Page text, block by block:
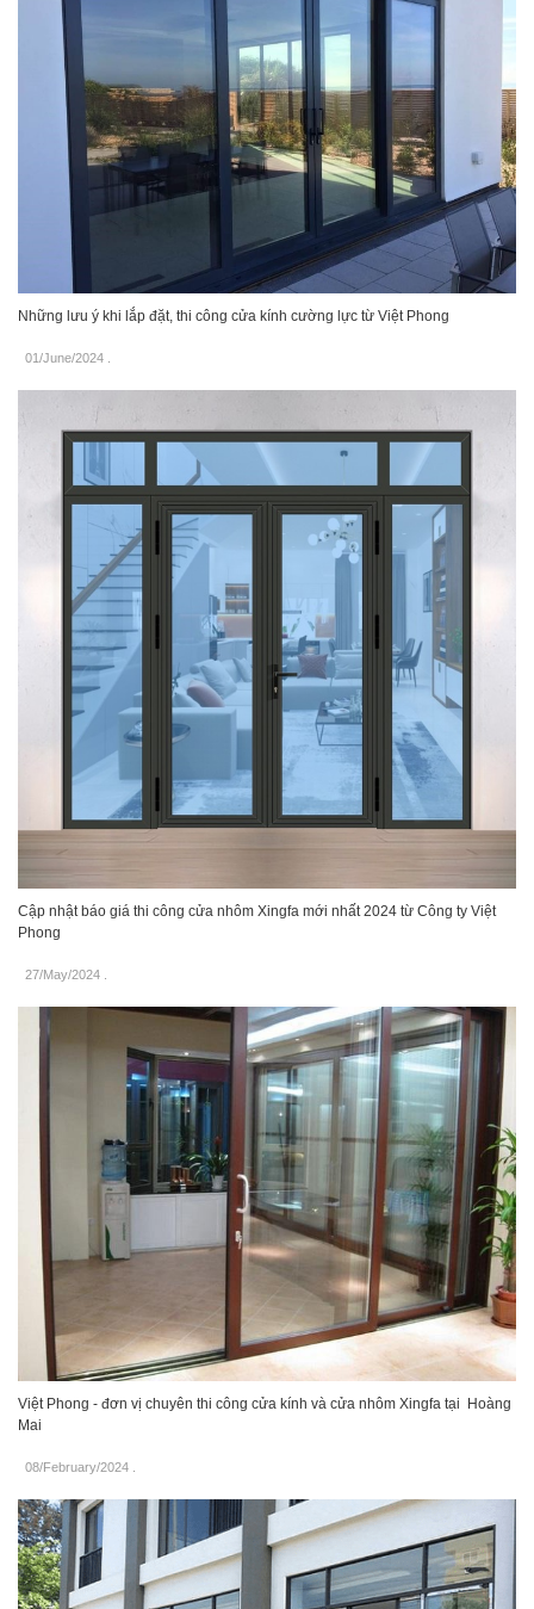
Những lưu ý khi lắp đặt, thi công cửa kính cường lực từ Việt Phong
01/June/2024 .
Cập nhật báo giá thi công cửa nhôm Xingfa mới nhất 2024 từ Công ty Việt
Phong
27/May/2024 .
Việt Phong - đơn vị chuyên thi công cửa kính và cửa nhôm Xingfa tại Hoàng
Mai
08/February/2024